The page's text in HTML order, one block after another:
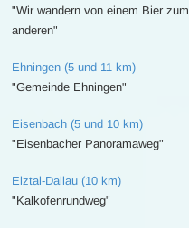
"Wir wandern von einem Bier zum
anderen"
Ehningen (5 und 11 km)
"Gemeinde Ehningen"
Eisenbach (5 und 10 km)
"Eisenbacher Panoramaweg"
Elztal-Dallau (10 km)
"Kalkofenrundweg"